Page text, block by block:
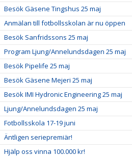
Besök Gäsene Tingshus 25 maj
Anmälan till fotbollsskolan är nu öppen
Besök Sanfridssons 25 maj
Program Ljung/Annelundsdagen 25 maj
Besök Pipelife 25 maj
Besök Gäsene Mejeri 25 maj
Besök IMI Hydronic Engineering 25 maj
Ljung/Annelundsdagen 25 maj
Fotbollsskola 17-19 juni
Äntligen seriepremiär!
Hjälp oss vinna 100.000 kr!